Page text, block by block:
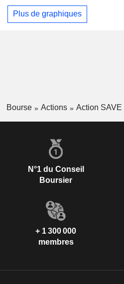
Plus de graphiques
Bourse Actions Action SAVE
N°1 du Conseil
Boursier
+ 1 300 000
membres